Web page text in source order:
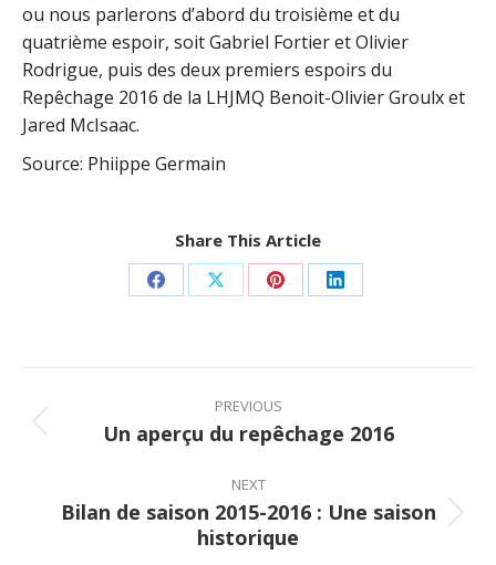
ou nous parlerons d’abord du troisième et du
quatrième espoir, soit Gabriel Fortier et Olivier
Rodrigue, puis des deux premiers espoirs du
Repêchage 2016 de la LHJMQ Benoit-Olivier Groulx et
Jared McIsaac.
Source: Phiippe Germain
Share This Article
Share Share Share Share
Post
navigation
PREVIOUS
Previous
Un aperçu du repêchage 2016
NEXT
Next
post:
Bilan de saison 2015-2016 : Une saison
historique